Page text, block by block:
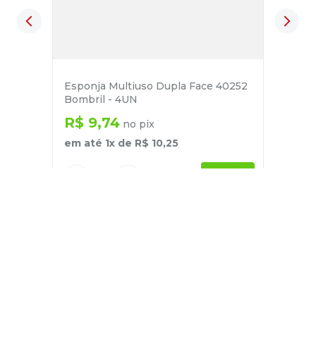
Esponja Multiuso Dupla Face 40252
Bombril - 4UN
R$ 9,74 no pix
em até 1x de R$ 10,25